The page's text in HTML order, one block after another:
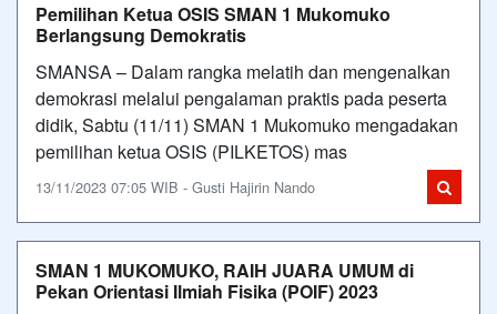
Pemilihan Ketua OSIS SMAN 1 Mukomuko
Berlangsung Demokratis
SMANSA – Dalam rangka melatih dan mengenalkan
demokrasi melalui pengalaman praktis pada peserta
didik, Sabtu (11/11) SMAN 1 Mukomuko mengadakan
pemilihan ketua OSIS (PILKETOS) mas
13/11/2023 07:05 WIB - Gusti Hajirin Nando
SMAN 1 MUKOMUKO, RAIH JUARA UMUM di
Pekan Orientasi Ilmiah Fisika (POIF) 2023